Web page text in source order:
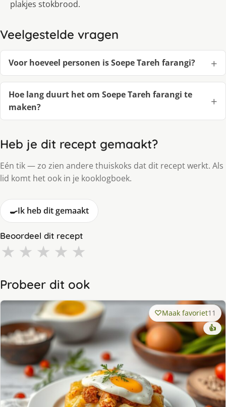
plakjes stokbrood.
Veelgestelde vragen
Voor hoeveel personen is Soepe Tareh farangi?
Hoe lang duurt het om Soepe Tareh farangi te
maken?
Heb je dit recept gemaakt?
Eén tik — zo zien andere thuiskoks dat dit recept werkt. Als
lid komt het ook in je kooklogboek.
🍳Ik heb dit gemaakt
Beoordeel dit recept
★ ★ ★ ★ ★
Probeer dit ook
Maak favoriet11
👍